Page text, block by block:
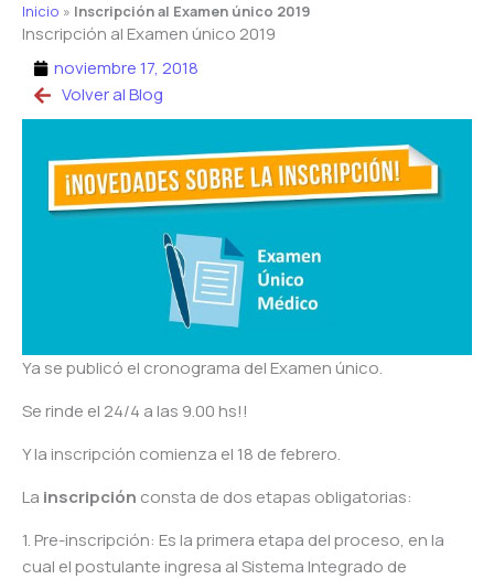
Inicio » Inscripción al Examen único 2019
Inscripción al Examen único 2019
noviembre 17, 2018
Volver al Blog
Ya se publicó el cronograma del Examen único.
Se rinde el 24/4 a las 9.00 hs!!
Y la inscripción comienza el 18 de febrero.
La inscripción consta de dos etapas obligatorias:
1. Pre-inscripción: Es la primera etapa del proceso, en la
cual el postulante ingresa al Sistema Integrado de